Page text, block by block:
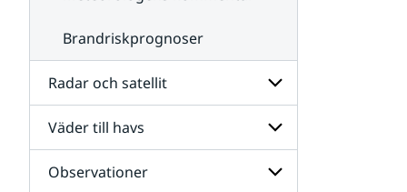
Brandriskprognoser
Radar och satellit
Undersidor
för
Radar
och
Väder till havs
Undersidor
Observationer